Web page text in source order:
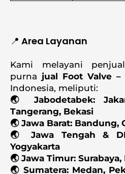
📍 Area Layanan
Kami melayani
purna jual Foot Valve –
Indonesia, meliputi:
🌏 Jabodetabek:
Tangerang, Bekasi
🌏 Jawa Barat: Bandung,
🌏 Jawa Tengah &
Yogyakarta
🌏 Jawa Timur:
🌏 Sumatera: Medan,